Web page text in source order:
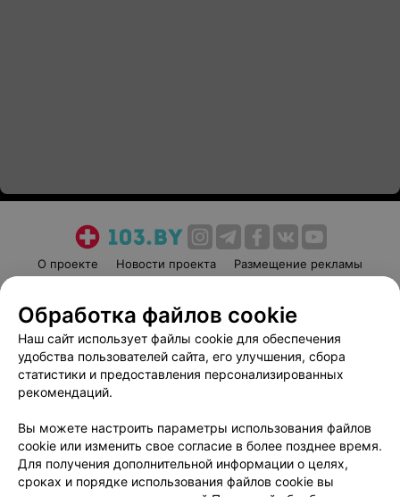
О проекте Новости проекта
Размещение рекламы
Пользовательское соглашение
Способы оплаты
Вакансии
Партнеры
Написать руководителю 103.by
Обработка персональных данных
Обработка файлов cookie
Наш сайт использует файлы cookie для обеспечения
удобства пользователей сайта, его улучшения, сбора
статистики и предоставления персонализированных
рекомендаций.
Вы можете настроить параметры использования файлов
cookie или изменить свое согласие в более позднее время.
Для получения дополнительной информации о целях,
сроках и порядке использования файлов cookie вы